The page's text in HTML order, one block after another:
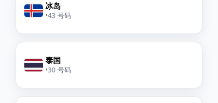
冰岛
•43 号码
泰国
•30 号码